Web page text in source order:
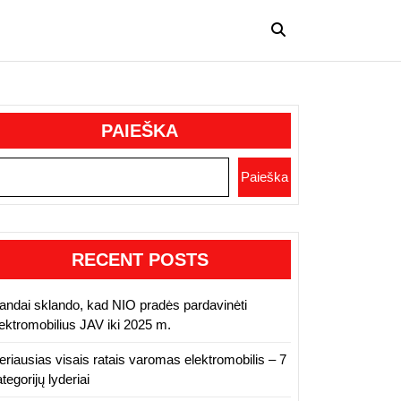
PAIEŠKA
Paieška
RECENT POSTS
sklando, kad NIO pradės pardavinėti
JAV iki 2025 m.
visais ratais varomas elektromobilis – 7
lyderiai